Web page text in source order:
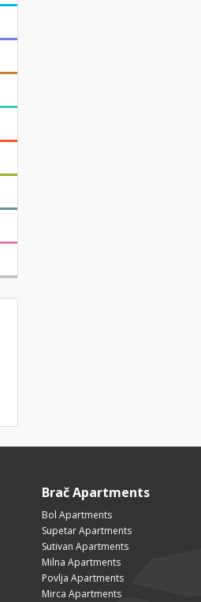
Brač Apartments
Bol Apartments
Supetar Apartments
Sutivan Apartments
Milna Apartments
Povlja Apartments
Mirca Apartments